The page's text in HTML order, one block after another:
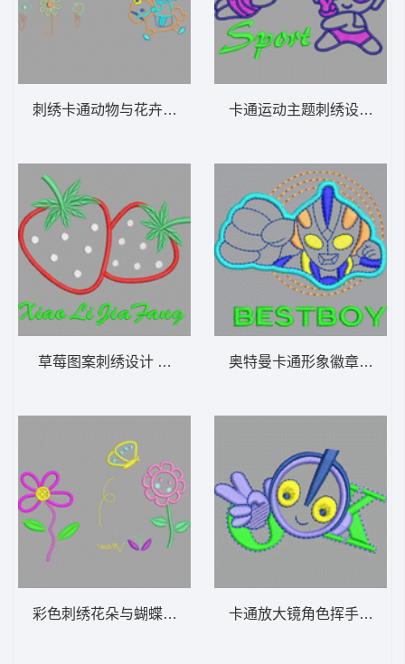
刺绣卡通动物与花卉图案 童装 卡通 贴布
草莓图案刺绣设计 童装 卡通 贴布
彩色刺绣花朵与蝴蝶图案 童装 卡通 贴布
卡通运动主题刺绣设计 童
奥特曼卡通形象徽章 童装
卡通放大镜角色挥手 童装